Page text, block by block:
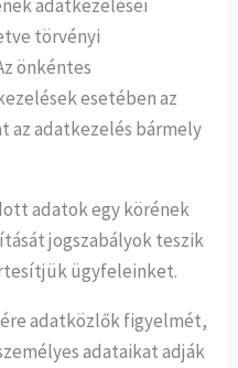
adatkezelései
törvényi
önkéntes
esetében az
az adatkezelés bármely
adatok egy körének
jogszabályok teszik
ügyfeleinket.
adatközlők figyelmét,
adataikat adják